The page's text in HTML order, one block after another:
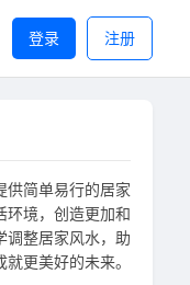
登录 注册
供简单易行的居家
环境，创造更加和
调整居家风水，助
更美好的未来。